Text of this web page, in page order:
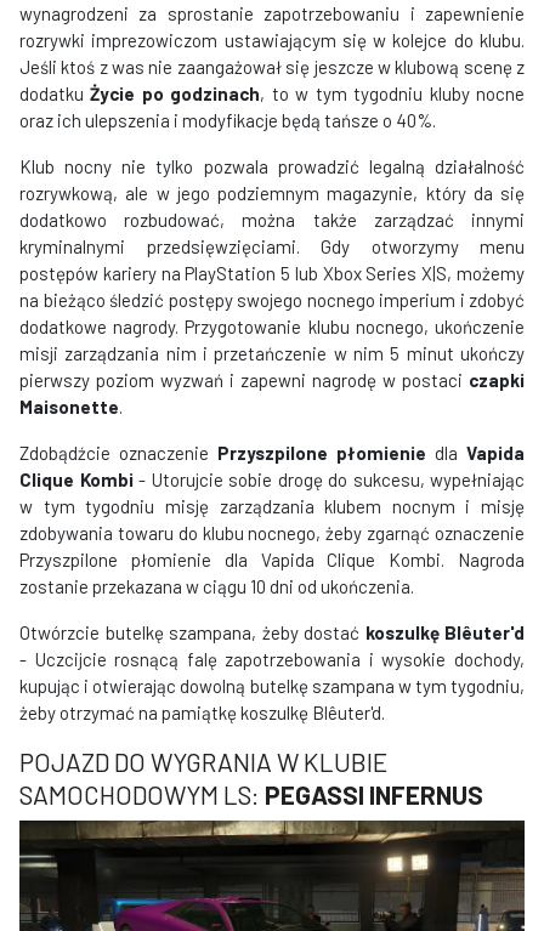
wynagrodzeni za sprostanie zapotrzebowaniu i zapewnienie
rozrywki imprezowiczom ustawiającym się w kolejce do klubu.
Jeśli ktoś z was nie zaangażował się jeszcze w klubową scenę z
dodatkuŻycie po godzinach, to w tym tygodniu kluby nocne
oraz ich ulepszenia i modyfikacje będą tańsze o 40%.
Klub nocny nie tylko pozwala prowadzić legalną działalność
rozrywkową, ale w jego podziemnym magazynie, który da się
dodatkowo rozbudować, można także zarządzać innymi
kryminalnymi przedsięwzięciami. Gdy otworzymy menu
postępów kariery na PlayStation 5 lub Xbox Series X|S, możemy
na bieżąco śledzić postępy swojego nocnego imperium i zdobyć
dodatkowe nagrody. Przygotowanie klubu nocnego, ukończenie
misji zarządzania nim i przetańczenie w nim 5 minut ukończy
pierwszy poziom wyzwań i zapewni nagrodę w postaci czapki
Maisonette.
Zdobądźcie oznaczenie Przyszpilone płomienie dla Vapida
Clique Kombi- Utorujcie sobie drogę do sukcesu, wypełniając
w tym tygodniu misję zarządzania klubem nocnym i misję
zdobywania towaru do klubu nocnego, żeby zgarnąć oznaczenie
Przyszpilone płomienie dla Vapida Clique Kombi. Nagroda
zostanie przekazana w ciągu 10 dni od ukończenia.
Otwórzcie butelkę szampana, żeby dostać koszulkę Blêuter'd
- Uczcijcie rosnącą falę zapotrzebowania i wysokie dochody,
kupując i otwierając dowolną butelkę szampana w tym tygodniu,
żeby otrzymać na pamiątkę koszulkę Blêuter'd.
POJAZD DO WYGRANIA W KLUBIE
SAMOCHODOWYM LS: PEGASSI INFERNUS